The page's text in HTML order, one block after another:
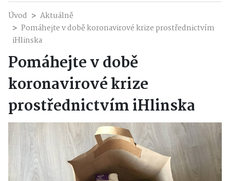
Úvod
Aktuálně
Pomáhejte v době koronavirové krize prostřednictvím
iHlinska
Pomáhejte v době
koronavirové krize
prostřednictvím iHlinska